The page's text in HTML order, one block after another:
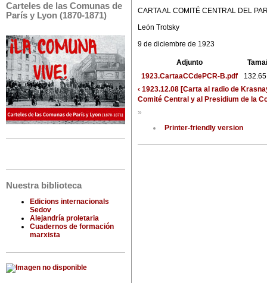
Carteles de las Comunas de
París y Lyon (1870-1871)
Nuestra biblioteca
Edicions internacionals
Sedov
Alejandría proletaria
Cuadernos de formación
marxista
CARTA AL COMITÉ CENTRAL DEL
León Trotsky
9 de diciembre de 1923
Adjunto
1923.CartaaCCdePCR-B.pdf
‹ 1923.12.08 [Carta al radio de
Comité Central y al Presidium de la
»
Printer-friendly version